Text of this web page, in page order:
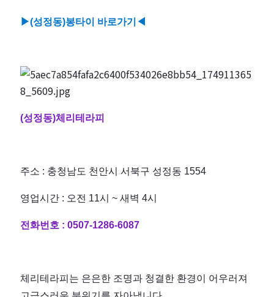
▶(성정동)봉타이 바로가기◀
(성정동)체리테라피
주소 : 충청남도 천안시 서북구 성정동 1554
영업시간 : 오전 11시 ~ 새벽 4시
전화번호 :0507-1286-6087
체리테라피는 은은한 조명과 청결한 환경이 어우러져